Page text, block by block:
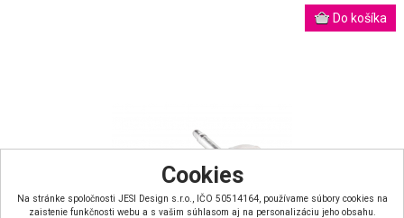
Cookies
Na stránke spoločnosti JESI Design s.r.o., IČO 50514164, používame súbory cookies na
zaistenie funkčnosti webu a s vašim súhlasom aj na personalizáciu jeho obsahu.